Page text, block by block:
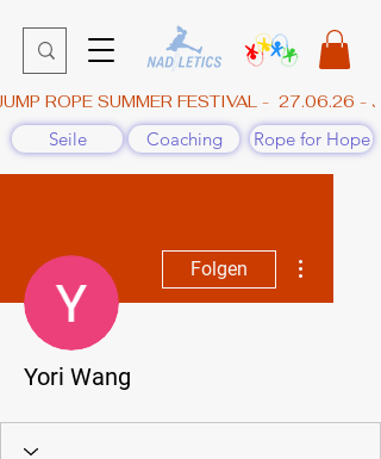
ROPE SUMMER FESTIVAL -  27.06.26 -
Seile Coaching Rope for Hope
Folgen
Yori Wang